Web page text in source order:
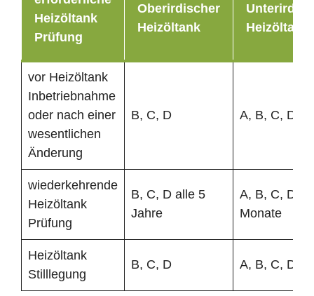
Heizöltank
Prüfung
Oberirdischer
Heizöltank
Heizöltank
vor Heizöltank
Inbetriebnahme
oder nach einer
wesentlichen
Änderung
B, C, D A, B, C, D
wiederkehrende
Heizöltank
Prüfung
B, C, D alle 5
Jahre
A, B, C, D
Monate
Heizöltank
Stilllegung
B, C, D A, B, C, D